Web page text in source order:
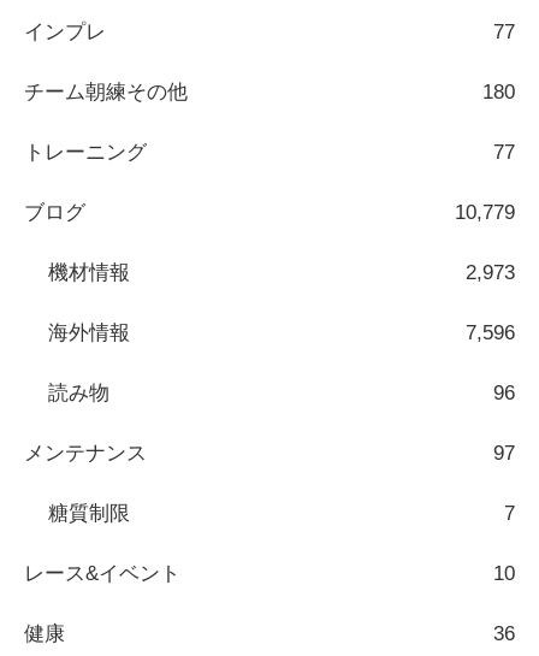
インプレ 77
チーム朝練その他 180
トレーニング 77
ブログ 10,779
機材情報 2,973
海外情報 7,596
読み物 96
メンテナンス 97
糖質制限 7
レース&イベント 10
健康 36